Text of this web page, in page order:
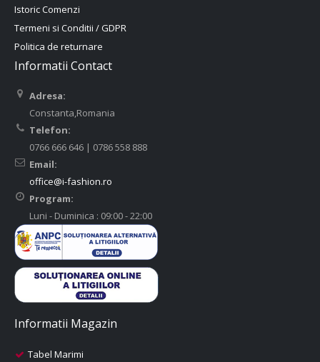
Istoric Comenzi
Termeni si Conditii / GDPR
Politica de returnare
Informatii Contact
Adresa:
Constanta,Romania
Telefon:
0766 666 646 | 0786 558 888
Email:
office@i-fashion.ro
Program:
Luni - Duminica : 09:00 - 22:00
Informatii Magazin
Tabel Marimi